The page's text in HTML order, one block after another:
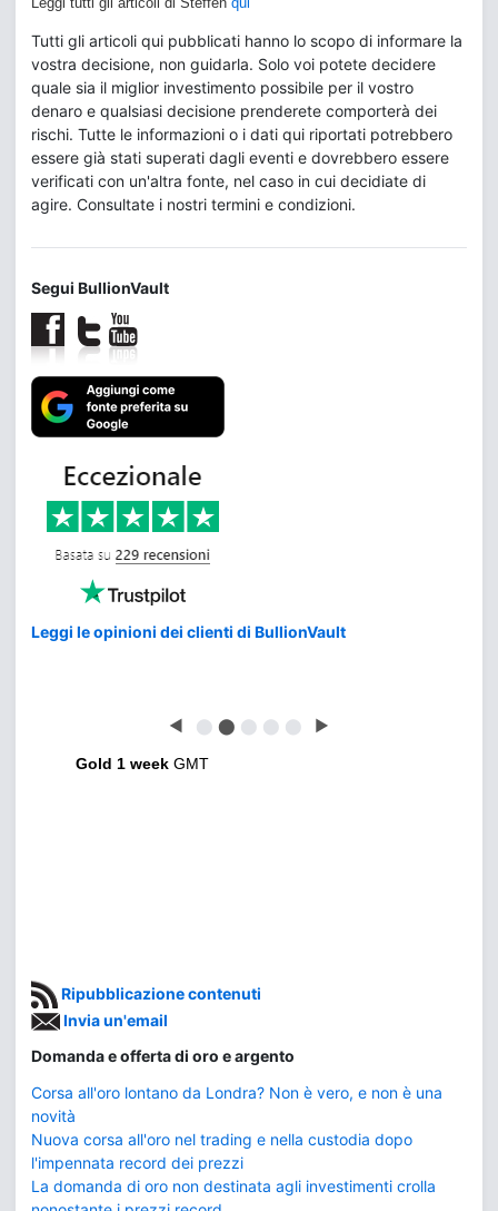
Tutti gli articoli qui pubblicati hanno lo scopo di informare la
vostra decisione, non guidarla. Solo voi potete decidere
quale sia il miglior investimento possibile per il vostro
denaro e qualsiasi decisione prenderete comporterà dei
rischi. Tutte le informazioni o i dati qui riportati potrebbero
essere già stati superati dagli eventi e dovrebbero essere
verificati con un'altra fonte, nel caso in cui decidiate di
agire. Consultate i nostri termini e condizioni.
Segui BullionVault
Leggi le opinioni dei clienti di BullionVault
◀ ⬤ ⬤ ⬤ ⬤ ⬤ ▶
Gold 1 week GMT
Ripubblicazione contenuti
Invia un'email
Domanda e offerta di oro e argento
Corsa all'oro lontano da Londra? Non è vero, e non è una
novità
Nuova corsa all'oro nel trading e nella custodia dopo
l'impennata record dei prezzi
La domanda di oro non destinata agli investimenti crolla